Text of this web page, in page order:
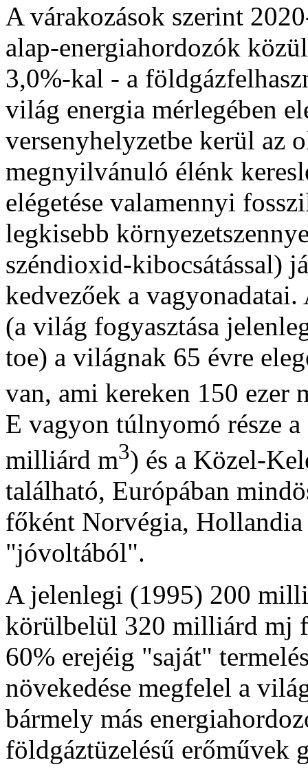
A várakozások szerint
alap-energiahordozók
3,0%-kal - a
világ energia mérlegében
versenyhelyzetbe kerül az
megnyilvánuló élénk
elégetése valamennyi
legkisebb
széndioxid-kibocsátással)
kedvezőek a
(a világ fogyasztása
toe) a világnak 65 évre
van, ami kereken 150 ezer
E vagyon túlnyomó része
milliárd m3) és a Közel-
található, Európában
főként Norvégia,
"jóvoltából".
A jelenlegi (1995) 200
körülbelül 320 milliárd mj
60% erejéig "saját"
növekedése megfelel a
bármely más
földgáztüzelésű erőművek